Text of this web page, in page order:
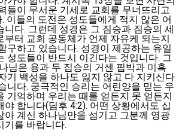
들이 무서운 기세로 교회를 무너뜨리고
이들의 도전은 성도들에게 적지 않은 어
니다. 그런데 성경은 그 짐승과 짐승의 세
부터 교회 공동체가 언제 자유케 되는지
구하고 있습니다. 성경이 제공하는 유일
성도들이 반드시 이긴다는 것입니다. 그
님은 용과 두 짐승의 거센 핍박과 미혹
기 백성을 하나도 잃지 않고 다 지키신다
니다. 궁극적인 승리는 어린양을 믿는 우
기억하며 우리는 때를 얻든지 못 얻든지
합니다(딤후 4:2). 어떤 상황에서도 십
아 계신 하나님만을 섬기고 그분께 영광
기를 바랍니다.